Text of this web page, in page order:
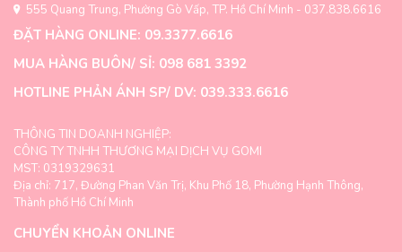
555 Quang Trung, Phường Gò Vấp, TP. Hồ Chí Minh - 037.838.6616
ĐẶT HÀNG ONLINE: 09.3377.6616
MUA HÀNG BUÔN/ SỈ: 098 681 3392
HOTLINE PHẢN ÁNH SP/ DV: 039.333.6616
THÔNG TIN DOANH NGHIỆP:
CÔNG TY TNHH THƯƠNG MẠI DỊCH VỤ GOMI
MST: 0319329631
Địa chỉ: 717, Đường Phan Văn Trị, Khu Phố 18, Phường Hạnh Thông,
Thành phố Hồ Chí Minh
CHUYỂN KHOẢN ONLINE